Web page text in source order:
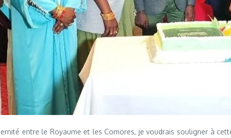
entre le Royaume et les Comores, je voudrais souligner à